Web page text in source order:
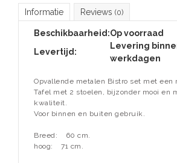
Informatie Reviews (0)
Beschikbaarheid:Op voorraad
Levertijd:
Levering
werkdagen
Opvallende metalen Bistro set met een
Tafel met 2 stoelen, bijzonder mooi en
kwaliteit.
Voor binnen en buiten gebruik.
Breed:
60 cm.
hoog:
71 cm.